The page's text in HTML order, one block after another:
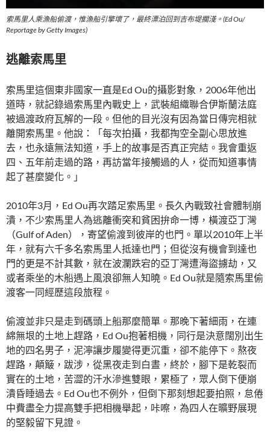
索馬里人乘漁船偷渡，惟漁船引擎壞了，最終漂泊回到吉布堤擱淺。(Ed Ou/
Reportage by Getty Images)
逃離索馬里
索馬里這個東非國家一直是Ed Ou的攝影對象，2006年他出
道時，就記錄過索馬里內戰史上，武裝組織聯合伊斯蘭法庭
被過渡政府瓦解的一段。但他的目光沒有因為當日傳完相就
離開索馬里。他說：「每次拍攝，我都掏空全副心思放進
去，也永遠無法知道，手上的故事是否真正完結。我會重返
四、五年前走過的路，再訪當年接觸過的人，從而知道事情
起了甚麼變化。」
2010年3月，Ed Ou再次踏足索馬里。長久內戰致社會體制崩
潰，不少索馬里人為逃離衝突和貧困拚命一博，橫渡亞丁灣
（Gulf of Aden），寄望偷渡到彼岸的也門。單以2010年上半
年，就有六千多名索馬里人抵達也門；但從沒有機會到達也
門的更是不計其數，就在波瀾跌宕的亞丁灣遭海盜擄劫，又
或者乘坐的木船遇上風浪卻無人知曉。Ed Ou就是隨索馬里偷
渡客一同經歷這段旅程。
偷渡並非只是走到碼頭上船那麼簡單。那晚下著細雨，在連
綿無垠的土地上趕路，Ed Ou抱著相機，同行是決意闊別出生
地的四名男子，泥濘讓步履變得更沉重，卻不能停下。熬夜
趕路，顛簸，跋涉，從黑夜走到白晝，終於，腳下是乾裂而
實在的土地，苦澀的汗水滲進雙眼，累極了，眾人倒下便崩
潰昏睡過去。Ed Ou也不例外，但倒下那刻想起要拍照，怠倦
中費盡全力提高雙手把相機舉起，咔嚓，為四人在曠野展現
的堅毅留下見證。